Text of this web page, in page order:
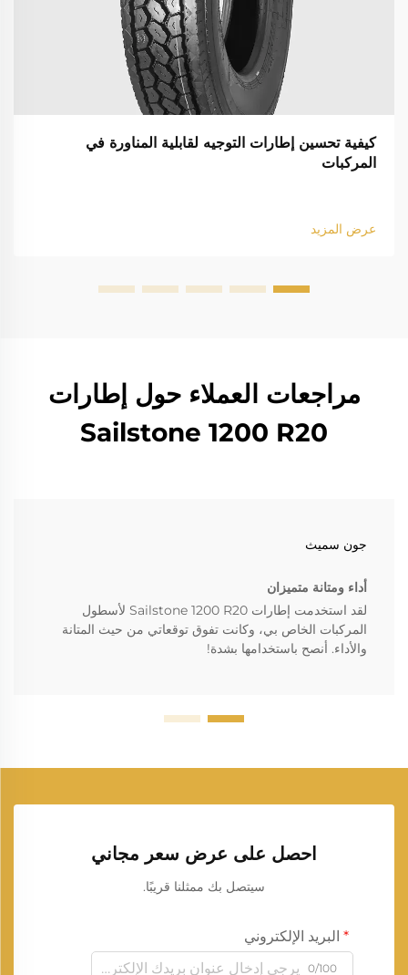
كيفية تحسين إطارات التوجيه لقابلية المناورة في
المركبات
عرض المزيد
مراجعات العملاء حول إطارات
Sailstone 1200 R20
جون سميث
أداء ومتانة متميزان
لقد استخدمت إطارات Sailstone 1200 R20 لأسطول
المركبات الخاص بي، وكانت تفوق توقعاتي من حيث المتانة
والأداء. أنصح باستخدامها بشدة!
احصل على عرض سعر مجاني
سيتصل بك ممثلنا قريبًا.
البريد الإلكتروني
0/100